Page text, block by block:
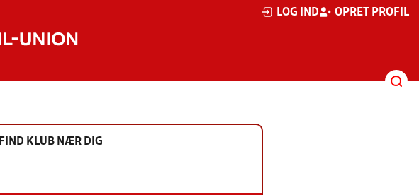
LOG IND OPRET PROFIL
FIND KLUB NÆR DIG